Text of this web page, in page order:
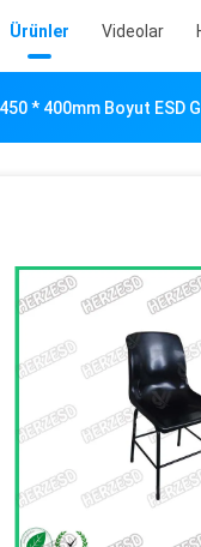
Ürünler Videolar
* 400mm Boyut ESD